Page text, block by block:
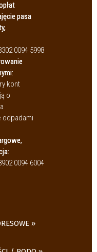
pasa
0094 5998
kont
o
odpadami
0094 6004